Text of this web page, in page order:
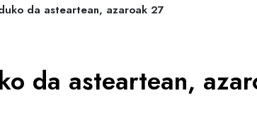
da asteartean, azaroak 27
da asteartean,